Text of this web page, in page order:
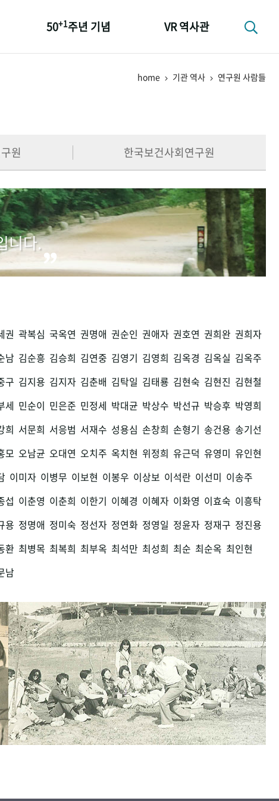
50+1주년 기념
세계와 함께 한 KIHASA
VR 역사관
home 기관 역사 연구원 사람들
원 한국보건사회연구원
니다.
권 곽복심 국옥연 권명애 권순인 권애자 권호연 권희완 권희자
남 김순흥 김승희 김연중 김영기 김영희 김옥경 김옥실 김옥주
구 김지용 김지자 김춘배 김탁일 김태룡 김현숙 김현진 김현철
세 민순이 민은준 민정세 박대균 박상수 박선규 박승후 박영희
희 서문희 서응범 서재수 성용심 손창희 손형기 송건용 송기선
모 오남균 오대연 오치주 옥치현 위정희 유근덕 유영미 유인현
이미자 이병무 이보현 이봉우 이상보 이석란 이선미 이송주
섭 이춘영 이춘희 이한기 이혜경 이혜자 이화영 이효숙 이흥탁
용 정명애 정미숙 정선자 정연화 정영일 정윤자 정재구 정진용
환 최병목 최복희 최부옥 최석만 최성희 최순 최순옥 최인현
남